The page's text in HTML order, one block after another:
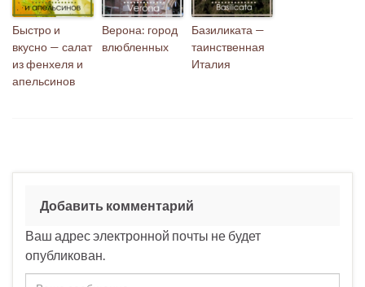
Быстро и
вкусно — салат
из фенхеля и
апельсинов
Верона: город
влюбленных
Базиликата —
таинственная
Италия
Добавить комментарий
Ваш адрес электронной почты не будет
опубликован.